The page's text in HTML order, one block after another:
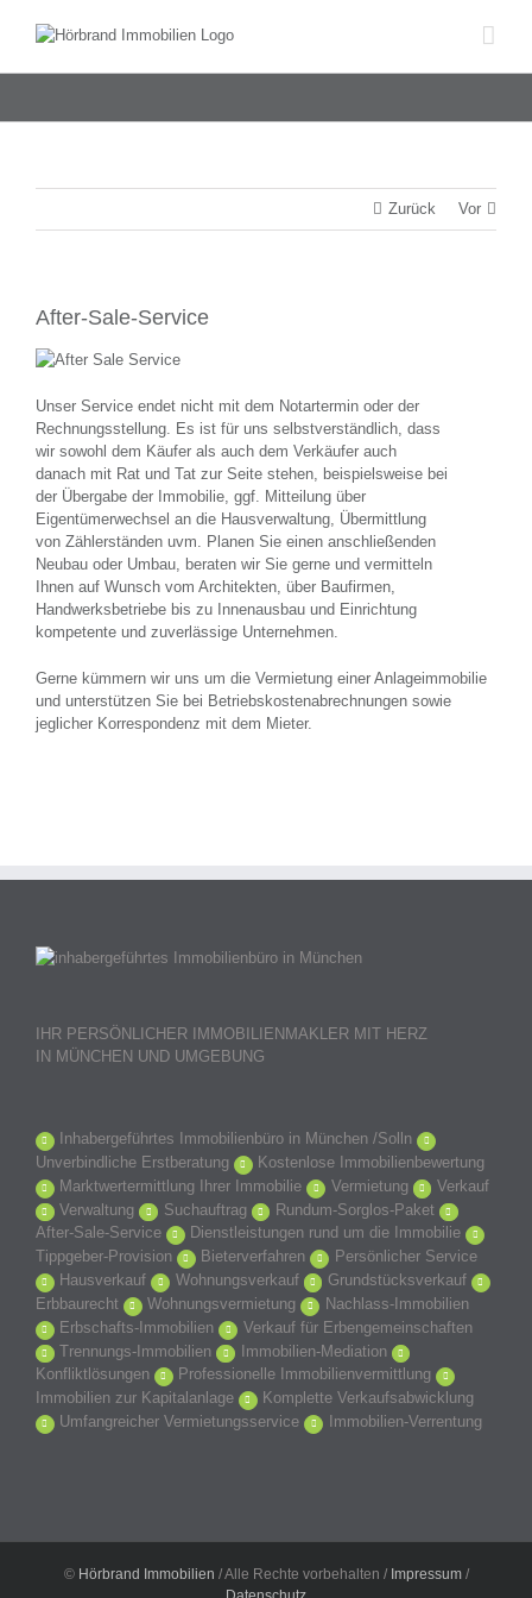
Zurück Vor
After-Sale-Service
Unser Service endet nicht mit dem Notartermin oder der
Rechnungsstellung. Es ist für uns selbstverständlich, dass
wir sowohl dem Käufer als auch dem Verkäufer auch
danach mit Rat und Tat zur Seite stehen, beispielsweise bei
der Übergabe der Immobilie, ggf. Mitteilung über
Eigentümerwechsel an die Hausverwaltung, Übermittlung
von Zählerständen uvm. Planen Sie einen anschließenden
Neubau oder Umbau, beraten wir Sie gerne und vermitteln
Ihnen auf Wunsch vom Architekten, über Baufirmen,
Handwerksbetriebe bis zu Innenausbau und Einrichtung
kompetente und zuverlässige Unternehmen.
Gerne kümmern wir uns um die Vermietung einer Anlageimmobilie
und unterstützen Sie bei Betriebskostenabrechnungen sowie
jeglicher Korrespondenz mit dem Mieter.
IHR PERSÖNLICHER IMMOBILIENMAKLER MIT HERZ
IN MÜNCHEN UND UMGEBUNG
Inhabergeführtes Immobilienbüro in München /Solln
Unverbindliche Erstberatung
Kostenlose Immobilienbewertung
Marktwertermittlung Ihrer Immobilie
Vermietung
Verkauf
Verwaltung
Suchauftrag
Rundum-Sorglos-Paket
After-Sale-Service
Dienstleistungen rund um die Immobilie
Tippgeber-Provision
Bieterverfahren
Persönlicher Service
Hausverkauf
Wohnungsverkauf
Grundstücksverkauf
Erbbaurecht
Wohnungsvermietung
Nachlass-Immobilien
Erbschafts-Immobilien
Verkauf für Erbengemeinschaften
Trennungs-Immobilien
Immobilien-Mediation
Konfliktlösungen
Professionelle Immobilienvermittlung
Immobilien zur Kapitalanlage
Komplette Verkaufsabwicklung
Umfangreicher Vermietungsservice
Immobilien-Verrentung
© Hörbrand Immobilien / Alle Rechte vorbehalten / Impressum/